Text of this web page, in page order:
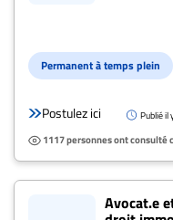
recrutements
NOUS
Nous
Permanent à temps plein
Postulez ici Publié il
1117 personnes ont consulté
Avocat.e